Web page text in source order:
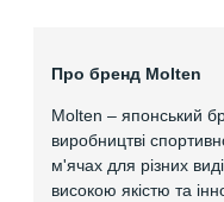
Про бренд Molten
Molten – японський
виробництві
м'ячах для різних
високою якістю та